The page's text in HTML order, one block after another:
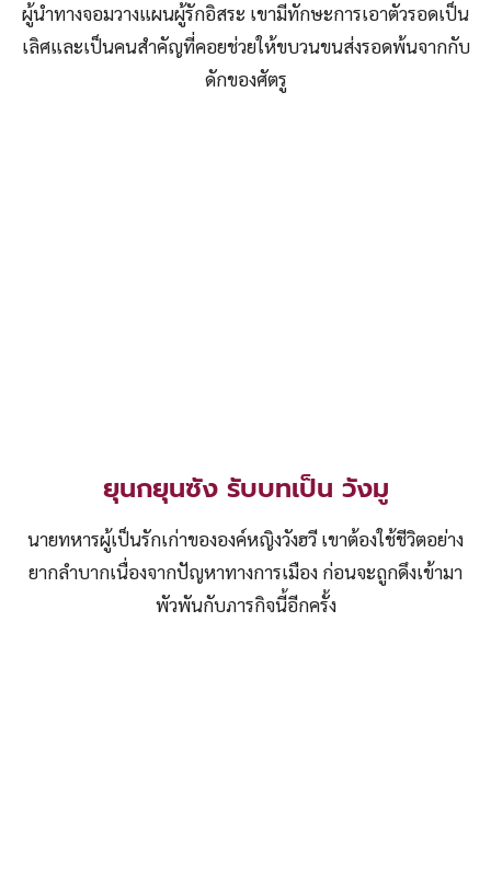
ผู้นำทางจอมวางแผนผู้รักอิสระ เขามีทักษะการเอาตัวรอดเป็น
เลิศและเป็นคนสำคัญที่คอยช่วยให้ขบวนขนส่งรอดพ้นจากกับ
ดักของศัตรู
ยุนกยุนซัง รับบทเป็น วังมู
นายทหารผู้เป็นรักเก่าขององค์หญิงวังฮวี เขาต้องใช้ชีวิตอย่าง
ยากลำบากเนื่องจากปัญหาทางการเมือง ก่อนจะถูกดึงเข้ามา
พัวพันกับภารกิจนี้อีกครั้ง